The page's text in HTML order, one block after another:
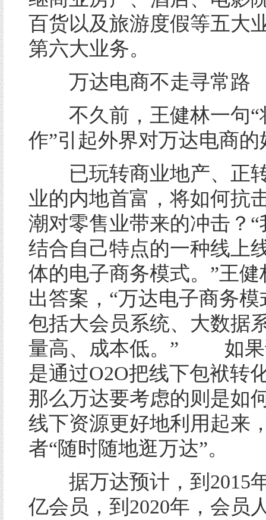
百货以及旅游度假等五大
第六大业务。
万达电商不走寻常路
不久前，王健林一句“
作”引起外界对万达电商的
已玩转商业地产、正
业的内地首富，将如何抗
潮对零售业带来的冲击？
结合自己特点的一种线上
体的电子商务模式。”王
出答案，“万达电子商务
包括大会员系统、大数据
量高、成本低。” 如果
是通过O2O把线下包袱转
那么万达要考虑的则是如
线下资源更好地利用起来
者“随时随地逛万达”。
据万达预计，到2015
亿会员，到2020年，会员